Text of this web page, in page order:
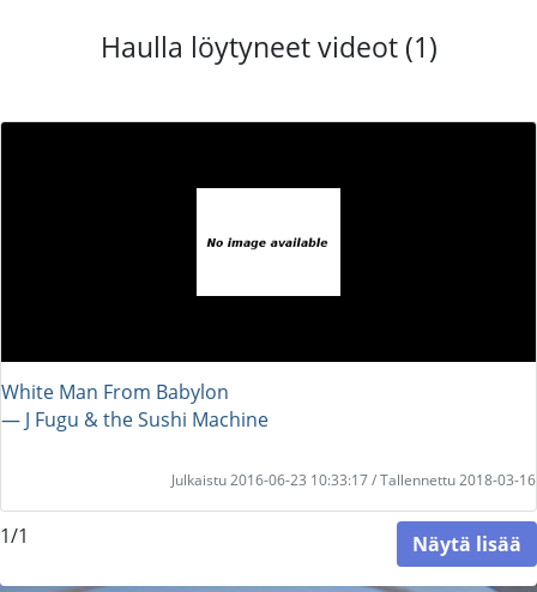
Haulla löytyneet videot (1)
White Man From Babylon
― J Fugu & the Sushi Machine
Julkaistu 2016-06-23 10:33:17 / Tallennettu 2018-03-16
1/1 Näytä lisää